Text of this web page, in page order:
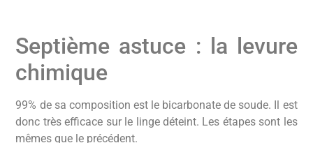
Septième astuce : la levure
chimique
99% de sa composition est le bicarbonate de soude. Il est
donc très efficace sur le linge déteint. Les étapes sont les
mêmes que le précédent.